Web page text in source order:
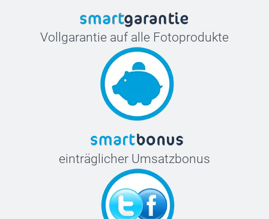
Vollgarantie auf alle Fotoprodukte
einträglicher Umsatzbonus